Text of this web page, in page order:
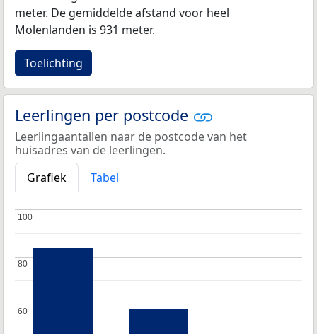
meter. De gemiddelde afstand voor heel
Molenlanden is 931 meter.
Toelichting
Leerlingen per postcode
Leerlingaantallen naar de postcode van het
huisadres van de leerlingen.
Grafiek
Tabel
60
60
80
80
100
100